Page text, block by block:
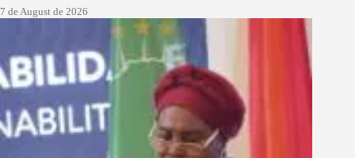
7 de August de 2026